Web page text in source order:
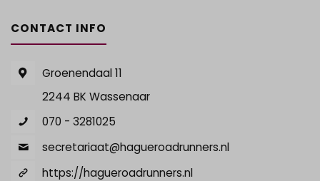
CONTACT INFO
Groenendaal 11
2244 BK Wassenaar
070 - 3281025
secretariaat@hagueroadrunners.nl
https://hagueroadrunners.nl